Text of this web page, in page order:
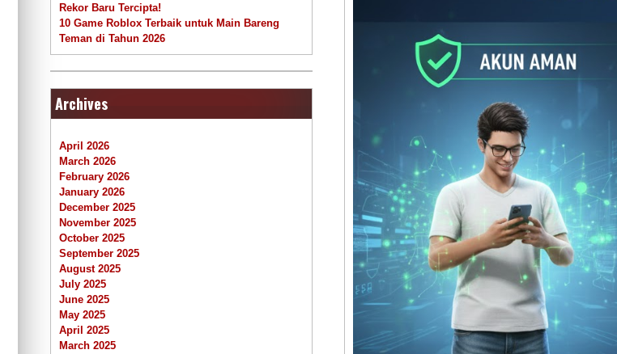
Rekor Baru Tercipta!
10 Game Roblox Terbaik untuk Main Bareng
Teman di Tahun 2026
Archives
April 2026
March 2026
February 2026
January 2026
December 2025
November 2025
October 2025
September 2025
August 2025
July 2025
June 2025
May 2025
April 2025
March 2025